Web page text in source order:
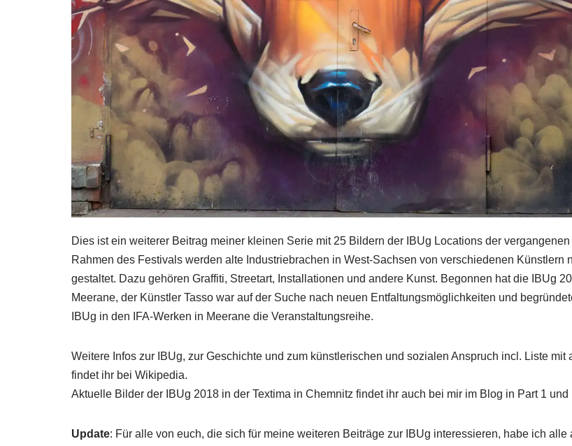
Dies ist ein weiterer Beitrag meiner kleinen Serie mit 25 Bildern der IBUg Locations der
Rahmen des Festivals werden alte Industriebrachen in West-Sachsen von verschiedenen Künstlern
gestaltet. Dazu gehören Graffiti, Streetart, Installationen und andere Kunst. Begonnen hat die IBUg
Meerane, der Künstler Tasso war auf der Suche nach neuen Entfaltungsmöglichkeiten und
IBUg in den
IFA-Werken in Meerane die Veranstaltungsreihe.
Weitere Infos zur IBUg, zur Geschichte und zum künstlerischen und sozialen Anspruch incl. Liste mit
findet ihr bei Wikipedia.
Aktuelle Bilder der IBUg 2018 in der Textima in Chemnitz findet ihr auch bei mir im Blog in Part 1 und
Update: Für alle von euch, die sich für meine weiteren Beiträge zur IBUg interessieren, habe ich alle